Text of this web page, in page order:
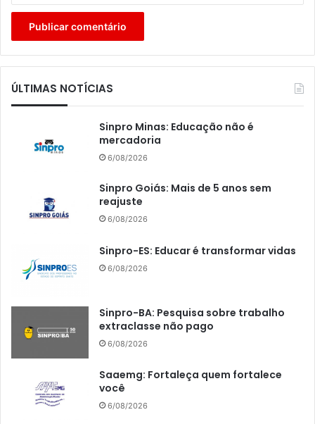
ÚLTIMAS NOTÍCIAS
Sinpro Minas: Educação não é
mercadoria
6/08/2026
Sinpro Goiás: Mais de 5 anos sem
reajuste
6/08/2026
Sinpro-ES: Educar é transformar vidas
6/08/2026
Sinpro-BA: Pesquisa sobre trabalho
extraclasse não pago
6/08/2026
Saaemg: Fortaleça quem fortalece
você
6/08/2026